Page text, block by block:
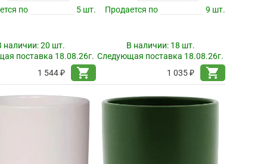
по
5 шт.
наличии:20 шт.
поставка 18.08.26г.
1 544 ₽
shopping_cart
Продается по
9 шт.
В наличии: 18 шт.
Следующая поставка 18.08.26г.
1 035 ₽
shopping_cart